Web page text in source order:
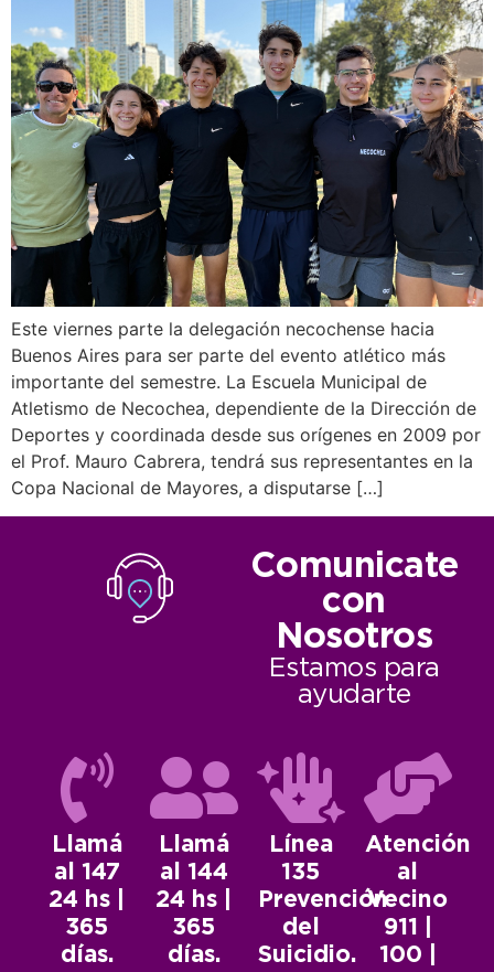
Este viernes parte la delegación necochense hacia
Buenos Aires para ser parte del evento atlético más
importante del semestre. La Escuela Municipal de
Atletismo de Necochea, dependiente de la Dirección de
Deportes y coordinada desde sus orígenes en 2009 por
el Prof. Mauro Cabrera, tendrá sus representantes en la
Copa Nacional de Mayores, a disputarse […]
Comunicate
con
Nosotros
Estamos para
ayudarte
Llamá
al 147
24 hs |
365
días.
Llamá
al 144
24 hs |
365
días.
Línea
135
Prevención
del
Suicidio.
Atención
al
Vecino
911 |
100 |